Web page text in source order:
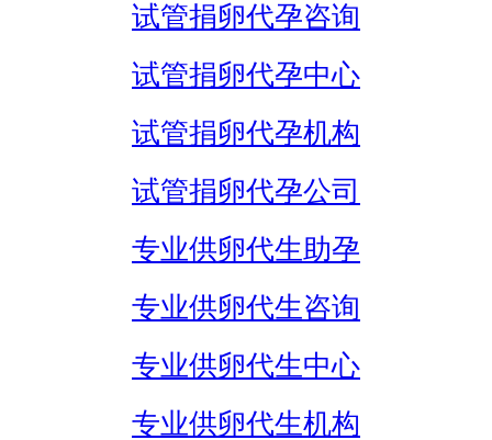
试管捐卵代孕咨询
试管捐卵代孕中心
试管捐卵代孕机构
试管捐卵代孕公司
专业供卵代生助孕
专业供卵代生咨询
专业供卵代生中心
专业供卵代生机构